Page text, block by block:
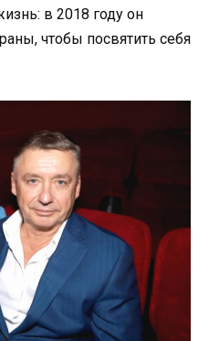
в 2018 году он
чтобы посвятить себя